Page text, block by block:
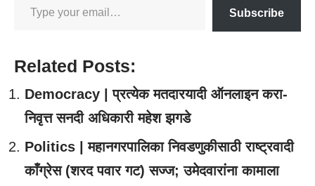
Subscribe
Related Posts:
Democracy | प्रत्येक मतदारयादी ऑनलाइन करा-
निवृत्त सनदी अधिकारी महेश झगडे
Politics | महानगरपालिका निवडणुकीसाठी राष्ट्रवादी
काँग्रेस (शरद पवार गट) सज्ज; उमेदवारांना कामाला